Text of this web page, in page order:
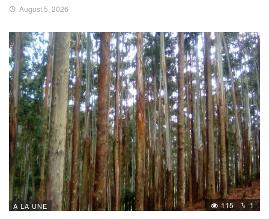
August 5, 2026
A LA UNE 115 1